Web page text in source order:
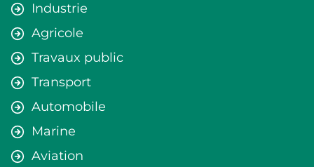
Industrie
Agricole
Travaux public
Transport
Automobile
Marine
Aviation